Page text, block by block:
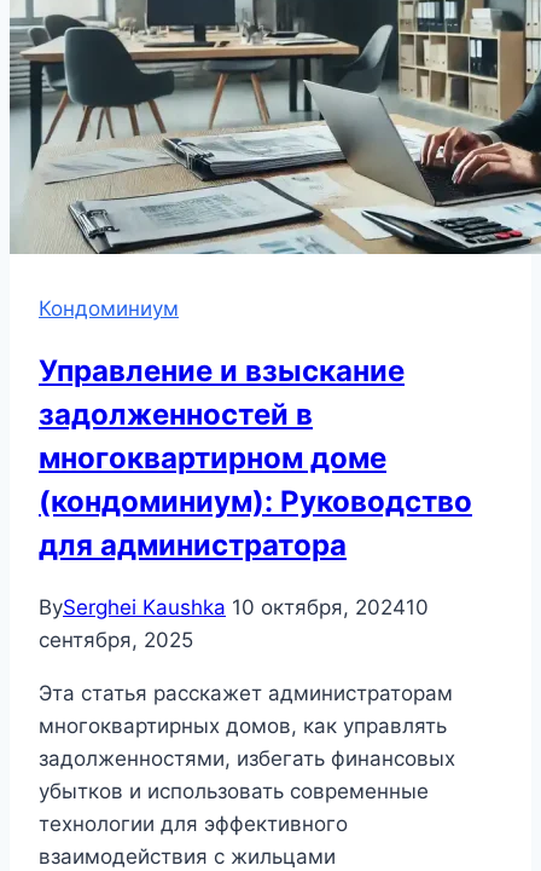
Кондоминиум
Управление и взыскание
задолженностей в
многоквартирном доме
(кондоминиум): Руководство
для администратора
BySerghei Kaushka 10 октября, 202410
сентября, 2025
Эта статья расскажет администраторам
многоквартирных домов, как управлять
задолженностями, избегать финансовых
убытков и использовать современные
технологии для эффективного
взаимодействия с жильцами